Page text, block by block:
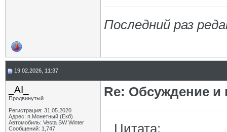
Последний раз
19.02.2026, 11:37
_AI_
Продвинутый
Регистрация: 31.05.2020
Адрес: п.Монетный (Екб)
Автомобиль: Vesta SW Winter
Сообщений: 1,747
Re: Обсуждение
Цитата: